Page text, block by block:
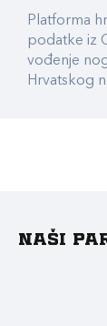
Platforma
podatke iz
vođenje
Hrvatskog
Naši